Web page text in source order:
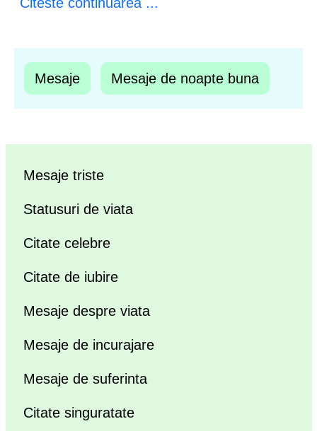
Mesaje Mesaje de noapte buna
Mesaje triste
Statusuri de viata
Citate celebre
Citate de iubire
Mesaje despre viata
Mesaje de incurajare
Mesaje de suferinta
Citate singuratate